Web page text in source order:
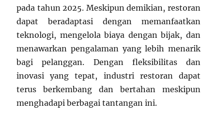
pada tahun 2025. Meskipun demikian, restoran
dapat beradaptasi dengan memanfaatkan
teknologi, mengelola biaya dengan bijak, dan
menawarkan pengalaman yang lebih menarik
bagi pelanggan. Dengan fleksibilitas dan
inovasi yang tepat, industri restoran dapat
terus berkembang dan bertahan meskipun
menghadapi berbagai tantangan ini.